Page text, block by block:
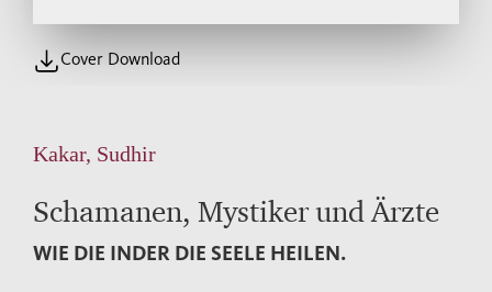
Cover Download
Kakar, Sudhir
Schamanen, Mystiker und Ärzte
WIE DIE INDER DIE SEELE HEILEN.